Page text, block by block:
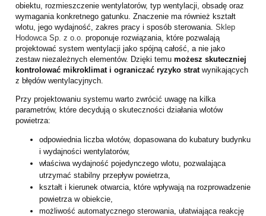
obiektu, rozmieszczenie wentylatorów, typ wentylacji, obsadę oraz
wymagania konkretnego gatunku. Znaczenie ma również kształt
wlotu, jego wydajność, zakres pracy i sposób sterowania. Sklep
Hodowca Sp. z o.o. proponuje rozwiązania, które pozwalają
projektować system wentylacji jako spójną całość, a nie jako
zestaw niezależnych elementów. Dzięki temu możesz skuteczniej
kontrolować mikroklimat i ograniczać ryzyko strat wynikających
z błędów wentylacyjnych.
Przy projektowaniu systemu warto zwrócić uwagę na kilka
parametrów, które decydują o skuteczności działania wlotów
powietrza:
odpowiednia liczba wlotów, dopasowana do kubatury budynku
i wydajności wentylatorów,
właściwa wydajność pojedynczego wlotu, pozwalająca
utrzymać stabilny przepływ powietrza,
kształt i kierunek otwarcia, które wpływają na rozprowadzenie
powietrza w obiekcie,
możliwość automatycznego sterowania, ułatwiająca reakcję